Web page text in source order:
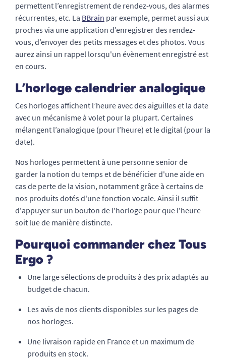
permettent l’enregistrement de rendez-vous, des alarmes
récurrentes, etc. La BBrain par exemple, permet aussi aux
proches via une application d’enregistrer des rendez-
vous, d’envoyer des petits messages et des photos. Vous
aurez ainsi un rappel lorsqu'un évènement enregistré est
en cours.
L’horloge calendrier analogique
Ces horloges affichent l’heure avec des aiguilles et la date
avec un mécanisme à volet pour la plupart. Certaines
mélangent l’analogique (pour l’heure) et le digital (pour la
date).
Nos horloges permettent à une personne senior de
garder la notion du temps et de bénéficier d'une aide en
cas de perte de la vision, notamment grâce à certains de
nos produits dotés d'une fonction vocale. Ainsi il suffit
d'appuyer sur un bouton de l'horloge pour que l'heure
soit lue de manière distincte.
Pourquoi commander chez Tous
Ergo ?
Une large sélections de produits à des prix adaptés au
budget de chacun.
Les avis de nos clients disponibles sur les pages de
nos horloges.
Une livraison rapide en France et un maximum de
produits en stock.